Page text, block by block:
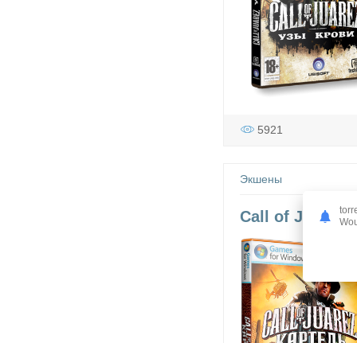
5921
Экшены
Call of Juarez: